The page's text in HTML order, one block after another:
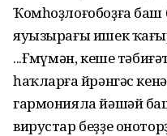
Ҡомһоҙлоғобоҙға
яуызырағы ишек
...Ғөмүмән, кеше
һаҡларға өйрәнгәс
гармонияла йәшәй
вирустар беҙҙе